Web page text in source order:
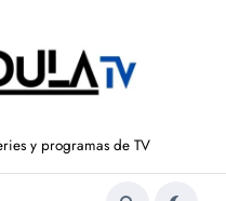
y programas de TV